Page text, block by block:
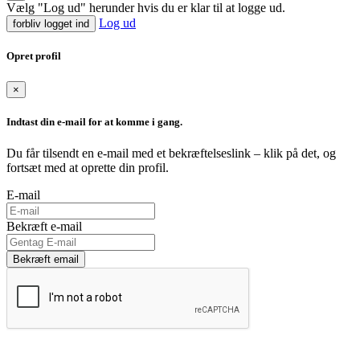
Vælg "Log ud" herunder hvis du er klar til at logge ud.
forbliv logget ind Log ud
Opret profil
×
Indtast din e-mail for at komme i gang.
Du får tilsendt en e-mail med et bekræftelseslink – klik på det, og
fortsæt med at oprette din profil.
E-mail
Bekræft e-mail
Bekræft email